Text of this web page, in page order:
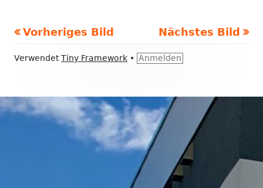
Vorheriges Bild Nächstes Bild
Footer
VerwendetTiny Framework • Anmelden